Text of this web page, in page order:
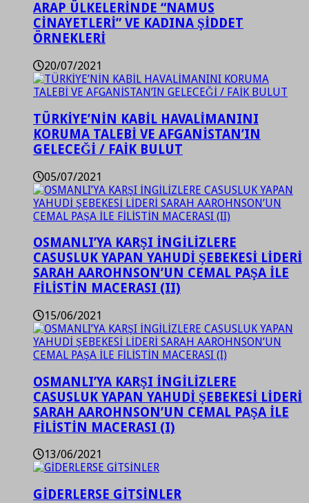
ARAP ÜLKELERİNDE “NAMUS
CİNAYETLERİ” VE KADINA ŞİDDET
ÖRNEKLERİ
20/07/2021
TÜRKİYE’NİN KABİL HAVALİMANINI
KORUMA TALEBİ VE AFGANİSTAN’IN
GELECEĞİ / FAİK BULUT
05/07/2021
OSMANLI’YA KARŞI İNGİLİZLERE
CASUSLUK YAPAN YAHUDİ ŞEBEKESİ LİDERİ
SARAH AAROHNSON’UN CEMAL PAŞA İLE
FİLİSTİN MACERASI (II)
15/06/2021
OSMANLI’YA KARŞI İNGİLİZLERE
CASUSLUK YAPAN YAHUDİ ŞEBEKESİ LİDERİ
SARAH AAROHNSON’UN CEMAL PAŞA İLE
FİLİSTİN MACERASI (I)
13/06/2021
GİDERLERSE GİTSİNLER